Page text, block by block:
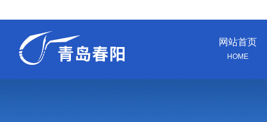
网站首页
HOME